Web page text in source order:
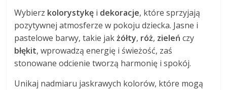
Wybierz kolorystykę i dekoracje, które sprzyjają
pozytywnej atmosferze w pokoju dziecka. Jasne i
pastelowe barwy, takie jakżółty, róż, zieleń czy
błękit, wprowadzą energię i świeżość, zaś
stonowane odcienie tworzą harmonię i spokój.
Unikaj nadmiaru jaskrawych kolorów, które mogą